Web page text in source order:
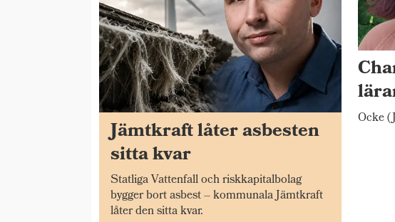
Jämtkraft låter asbesten
sitta kvar
Statliga Vattenfall och riskkapitalbolag
bygger bort asbest – kommunala Jämtkraft
låter den sitta kvar.
Ocke